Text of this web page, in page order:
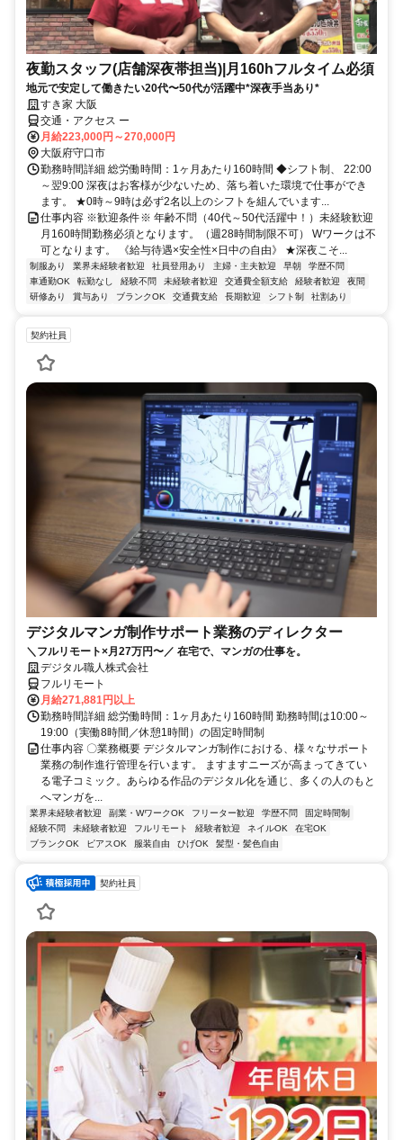
夜勤スタッフ(店舗深夜帯担当)|月160hフルタイム必須
地元で安定して働きたい20代〜50代が活躍中*深夜手当あり*
すき家 大阪
交通・アクセス ー
月給223,000円～270,000円
大阪府守口市
勤務時間詳細 総労働時間：1ヶ月あたり160時間 ◆シフト制、 22:00
～翌9:00 深夜はお客様が少ないため、落ち着いた環境で仕事ができ
ます。 ★0時～9時は必ず2名以上のシフトを組んでいます...
仕事内容 ※歓迎条件※ 年齢不問（40代～50代活躍中！）未経験歓迎
月160時間勤務必須となります。（週28時間制限不可） Wワークは不
可となります。 《給与待遇×安全性×日中の自由》 ★深夜こそ...
制服あり 業界未経験者歓迎 社員登用あり 主婦・主夫歓迎 早朝
学歴不問
車通勤OK
転勤なし 経験不問 未経験者歓迎 交通費全額支給 経験者歓迎
夜間
研修あり
賞与あり ブランクOK 交通費支給 長期歓迎 シフト制 社割あり
契約社員
デジタルマンガ制作サポート業務のディレクター
＼フルリモート×月27万円〜／ 在宅で、マンガの仕事を。
デジタル職人株式会社
フルリモート
月給271,881円以上
勤務時間詳細 総労働時間：1ヶ月あたり160時間 勤務時間は10:00～
19:00（実働8時間／休憩1時間）の固定時間制
仕事内容 〇業務概要 デジタルマンガ制作における、様々なサポート
業務の制作進行管理を行います。 ますますニーズが高まってきてい
る電子コミック。あらゆる作品のデジタル化を通じ、多くの人のもと
へマンガを...
業界未経験者歓迎 副業・WワークOK フリーター歓迎 学歴不問
固定時間制
経験不問
未経験者歓迎 フルリモート 経験者歓迎 ネイルOK
在宅OK
ブランクOK
ピアスOK 服装自由 ひげOK 髪型・髪色自由
契約社員